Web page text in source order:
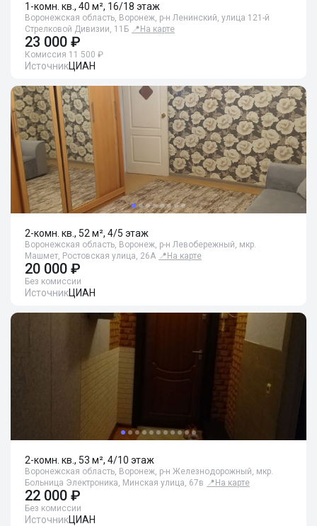
1-комн. кв., 40 м², 16/18 этаж
Воронежская область, Воронеж, р-н Ленинский, улица 121-й
Стрелковой Дивизии, 11Б 📍 На карте
23 000 ₽
Комиссия 11 500 ₽
ИсточникЦИАН
2-комн. кв., 52 м², 4/5 этаж
Воронежская область, Воронеж, р-н Левобережный, мкр.
Машмет, Ростовская улица, 26А 📍 На карте
20 000 ₽
Без комиссии
ИсточникЦИАН
2-комн. кв., 53 м², 4/10 этаж
Воронежская область, Воронеж, р-н Железнодорожный, мкр.
Больница Электроника, Минская улица, 67в 📍 На карте
22 000 ₽
Без комиссии
ИсточникЦИАН